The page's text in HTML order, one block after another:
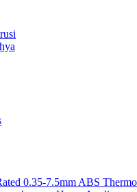
0.35-7.5mm ABS